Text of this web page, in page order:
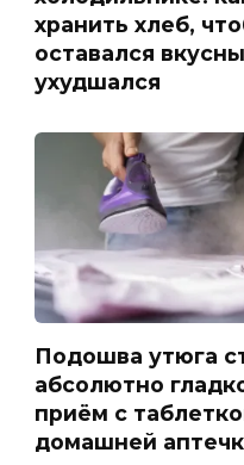
хранить хлеб,
оставался
ухудшался
Подошва утюга
абсолютно
приём с
домашней